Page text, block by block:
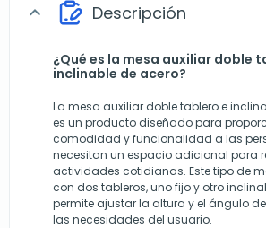
expand_more Descripción
¿Qué es la mesa auxiliar doble
inclinable de acero?
La mesa auxiliar doble tablero e
es un producto diseñado para
comodidad y funcionalidad a las
necesitan un espacio adicional para
actividades cotidianas. Este tipo de
con dos tableros, uno fijo y otro
permite ajustar la altura y el ángulo
las necesidades del usuario.